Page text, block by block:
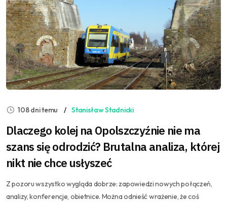
108 dni temu Stanisław Stadnicki
Dlaczego kolej na Opolszczyźnie nie ma
szans się odrodzić? Brutalna analiza, której
nikt nie chce usłyszeć
Z pozoru wszystko wygląda dobrze: zapowiedzi nowych połączeń,
analizy, konferencje, obietnice. Można odnieść wrażenie, że coś